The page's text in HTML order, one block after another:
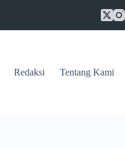
Redaksi Tentang Kami